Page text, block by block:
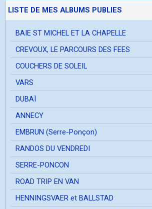
LISTE DE MES ALBUMS PUBLIES
BAIE ST MICHEL ET LA CHAPELLE
CREVOUX, LE PARCOURS DES FEES
COUCHERS DE SOLEIL
VARS
DUBAÏ
ANNECY
EMBRUN (Serre-Ponçon)
RANDOS DU VENDREDI
SERRE-PONCON
ROAD TRIP EN VAN
HENNINGSVAER et BALLSTAD